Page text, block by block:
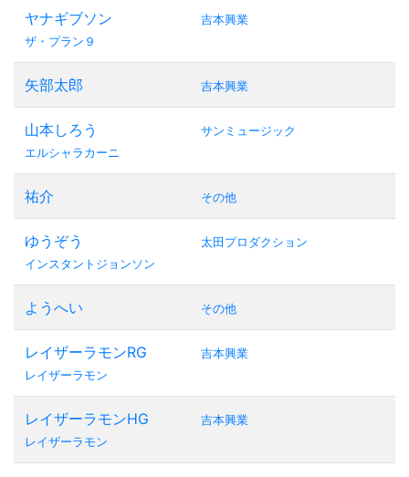
ヤナギブソン
ザ・プラン９
吉本興業
矢部太郎 吉本興業
山本しろう
エルシャラカーニ
サンミュージック
祐介 その他
ゆうぞう
インスタントジョンソン
太田プロダクション
ようへい その他
レイザーラモンRG
レイザーラモン
吉本興業
レイザーラモンHG
レイザーラモン
吉本興業